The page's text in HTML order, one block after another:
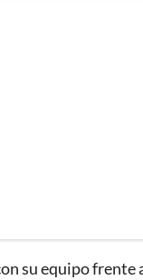
su equipo frente